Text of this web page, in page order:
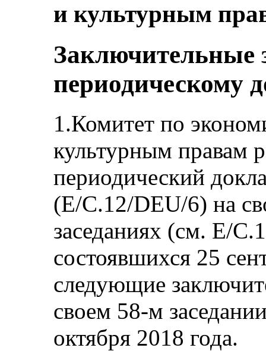
и культурным
Заключительные
периодическому
1.Комитет по
культурным правам
периодический
(E/C.12/DEU/6) на
заседаниях (см. E/
состоявшихся 25
следующие
своем 58-м
октября 2018 года.